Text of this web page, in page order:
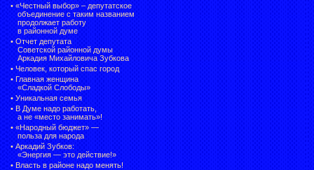
• «Честный выбор» – депутатское
объединение с таким названием
продолжает работу
в районной думе
• Отчет депутата
Советской районной думы
Аркадия Михайловича Зубкова
• Человек, который спас город
• Главная женщина
«Сладкой Слободы»
• Уникальная семья
• В Думе надо работать,
а не «место занимать»!
• «Народный бюджет» —
польза для народа
• Аркадий Зубков:
«Энергия — это действие!»
• Власть в районе надо менять!